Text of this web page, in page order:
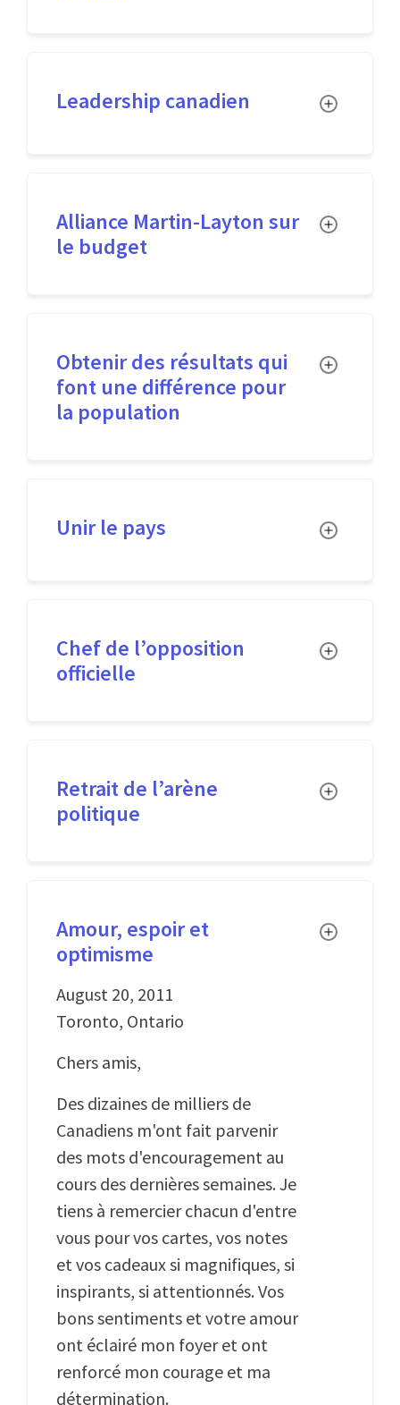
Leadership canadien Toggle
Alliance Martin-Layton sur
le budget
Toggle
Obtenir des résultats qui
font une différence pour
la population
Toggle
Unir le pays Toggle
Chef de l’opposition
officielle
Toggle
Retrait de l’arène
politique
Toggle
Amour, espoir et
optimisme
August 20, 2011
Toronto, Ontario
Chers amis,
Des dizaines de milliers de
Canadiens m'ont fait parvenir
des mots d'encouragement au
cours des dernières semaines. Je
tiens à remercier chacun d'entre
vous pour vos cartes, vos notes
et vos cadeaux si magnifiques, si
inspirants, si attentionnés. Vos
bons sentiments et votre amour
ont éclairé mon foyer et ont
renforcé mon courage et ma
détermination.
Toggle